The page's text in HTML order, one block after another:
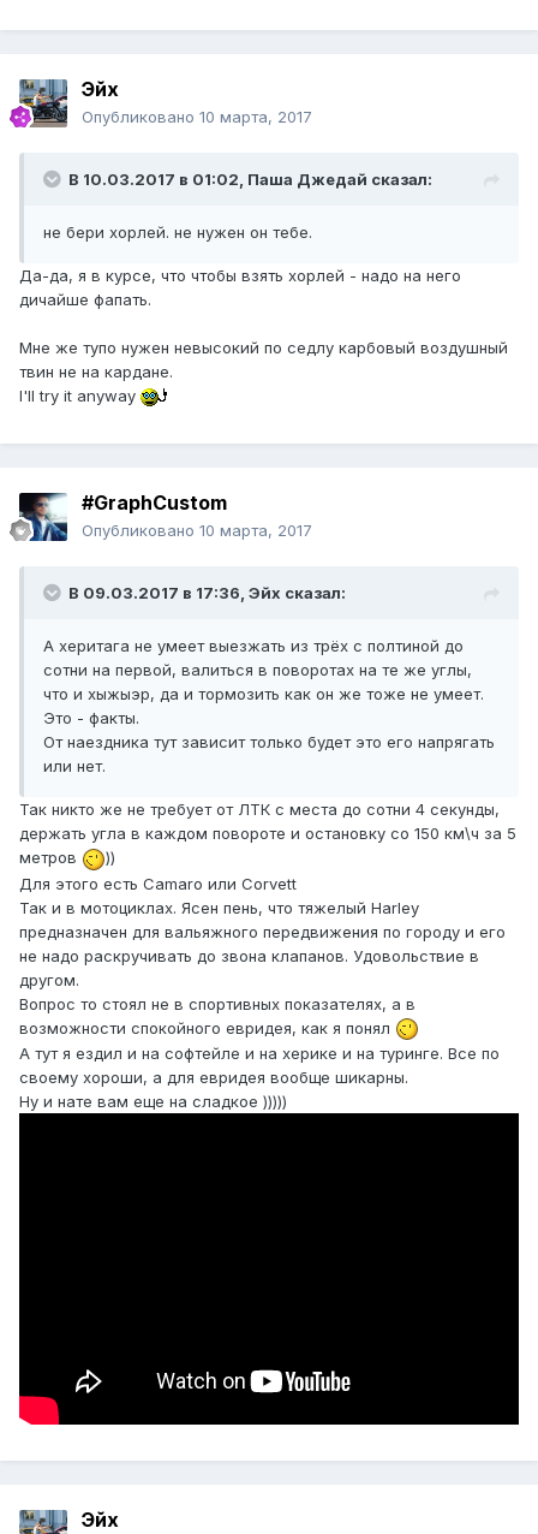
Эйх
Опубликовано 10 марта, 2017
В 10.03.2017 в 01:02, Паша Джедай сказал:
не бери хорлей. не нужен он тебе.
Да-да, я в курсе, что чтобы взять хорлей - надо на него
дичайше фапать.
Мне же тупо нужен невысокий по седлу карбовый воздушный
твин не на кардане.
I'll try it anyway
#GraphCustom
Опубликовано 10 марта, 2017
В 09.03.2017 в 17:36, Эйх сказал:
А херитага не умеет выезжать из трёх с полтиной до
сотни на первой, валиться в поворотах на те же углы,
что и хыжыэр, да и тормозить как он же тоже не умеет.
Это - факты.
От наездника тут зависит только будет это его напрягать
или нет.
Так никто же не требует от ЛТК с места до сотни 4 секунды,
держать угла в каждом повороте и остановку со 150 км\ч за 5
метров
))
Для этого есть Camaro или Corvett
Так и в мотоциклах. Ясен пень, что тяжелый Harley
предназначен для вальяжного передвижения по городу и его
не надо раскручивать до звона клапанов. Удовольствие в
другом.
Вопрос то стоял не в спортивных показателях, а в
возможности спокойного евридея, как я понял
А тут я ездил и на софтейле и на херике и на туринге. Все по
своему хороши, а для евридея вообще шикарны.
Ну и нате вам еще на сладкое )))))
Эйх